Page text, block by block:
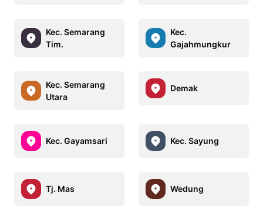
Kec. Semarang
Tim.
Kec.
Gajahmungkur
Kec. Semarang
Utara
Demak
Kec. Gayamsari Kec. Sayung
Tj. Mas Wedung